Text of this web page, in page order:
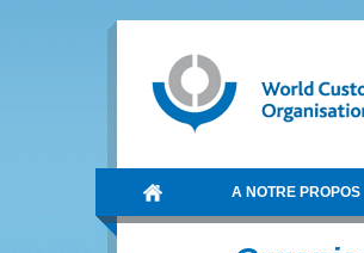
A NOTRE PROPOS